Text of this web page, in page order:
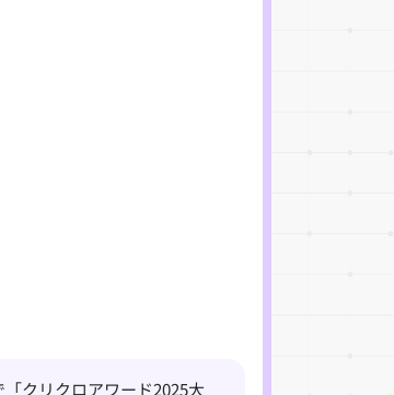
クリクロアワード2025大